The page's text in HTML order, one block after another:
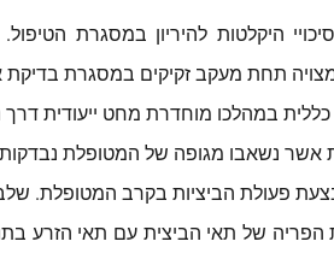
היקלטות להיריון במסגרת
תחת מעקב זקיקים במסגרת בדיקת
במהלכו מוחדרת מחט ייעודית דרך
אשר נשאבו מגופה של המטופלת
פעולת הביציות בקרב המטופלת.